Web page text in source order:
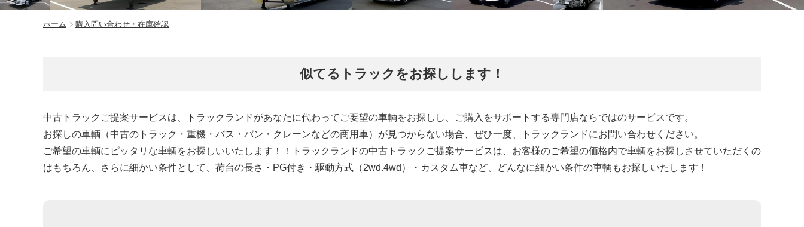
ホーム 購入問い合わせ・在庫確認
似てるトラックをお探しします！
中古トラックご提案サービスは、トラックランドがあなたに代わってご要望の車輌をお探しし、ご購入をサポートする専門店ならではのサービスです。
お探しの車輌（中古のトラック・重機・バス・バン・クレーンなどの商用車）が見つからない場合、ぜひ一度、トラックランドにお問い合わせください。
ご希望の車輌にピッタリな車輌をお探しいいたします！！トラックランドの中古トラックご提案サービスは、お客様のご希望の価格内で車輌をお探しさせていただくの
はもちろん、さらに細かい条件として、荷台の長さ・PG付き・駆動方式（2wd.4wd）・カスタム車など、どんなに細かい条件の車輌もお探しいたします！